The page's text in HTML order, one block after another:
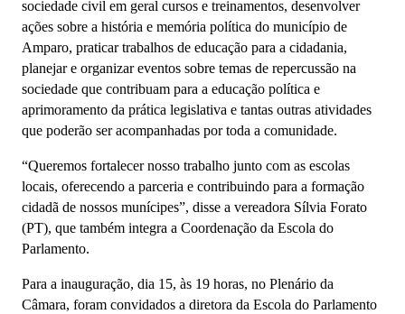
sociedade civil em geral cursos e treinamentos, desenvolver
ações sobre a história e memória política do município de
Amparo, praticar trabalhos de educação para a cidadania,
planejar e organizar eventos sobre temas de repercussão na
sociedade que contribuam para a educação política e
aprimoramento da prática legislativa e tantas outras atividades
que poderão ser acompanhadas por toda a comunidade.
“Queremos fortalecer nosso trabalho junto com as escolas
locais, oferecendo a parceria e contribuindo para a formação
cidadã de nossos munícipes”, disse a vereadora Sílvia Forato
(PT), que também integra a Coordenação da Escola do
Parlamento.
Para a inauguração, dia 15, às 19 horas, no Plenário da
Câmara, foram convidados a diretora da Escola do Parlamento